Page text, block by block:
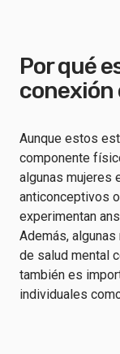
Por qué
conexión
Aunque estos
componente
algunas mujeres
anticonceptivos
experimentan
Además,
de salud mental
también es
individuales